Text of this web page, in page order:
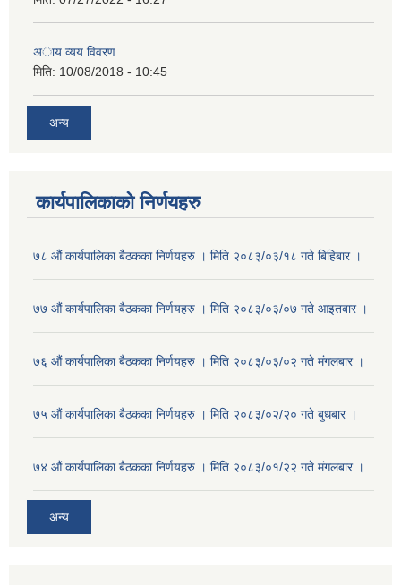
अाय व्यय विवरण
मिति: 10/08/2018 - 10:45
अन्य
कार्यपालिकाको निर्णयहरु
७८ औं कार्यपालिका बैठकका निर्णयहरु । मिति २०८३/०३/१८ गते बिहिबार ।
७७ औं कार्यपालिका बैठकका निर्णयहरु । मिति २०८३/०३/०७ गते आइतबार ।
७६ औं कार्यपालिका बैठकका निर्णयहरु । मिति २०८३/०३/०२ गते मंगलबार ।
७५ औं कार्यपालिका बैठकका निर्णयहरु । मिति २०८३/०२/२० गते बुधबार ।
७४ औं कार्यपालिका बैठकका निर्णयहरु । मिति २०८३/०१/२२ गते मंगलबार ।
अन्य